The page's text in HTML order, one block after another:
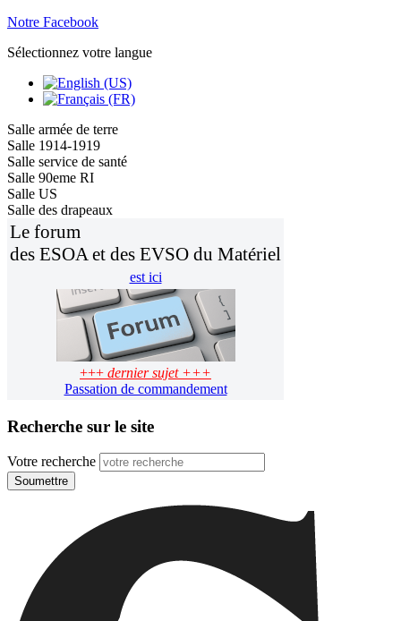
Notre Facebook
Sélectionnez votre langue
Salle armée de terre
Salle 1914-1919
Salle service de santé
Salle 90eme RI
Salle US
Salle des drapeaux
Le forum
des ESOA et des EVSO du Matériel
est ici
+++ dernier sujet +++
Passation de commandement
Recherche sur le site
Votre recherche
Soumettre